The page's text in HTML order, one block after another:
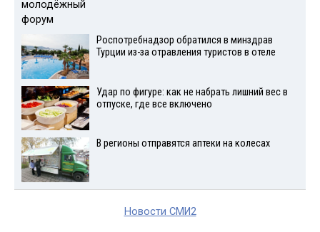
Роспотребнадзор обратился в минздрав
Турции из-за отравления туристов в отеле
Удар по фигуре: как не набрать лишний вес в
отпуске, где все включено
В регионы отправятся аптеки на колесах
Новости СМИ2